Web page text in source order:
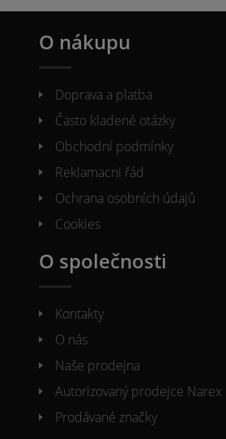
O nákupu
Doprava a platba
Často kladené otázky
Obchodní podmínky
Reklamacni řád
Ochrana osobních údajů
Cookies
O společnosti
Kontakty
O nás
Naše prodejna
Autorizovaný prodejce Narex
Prodávané značky